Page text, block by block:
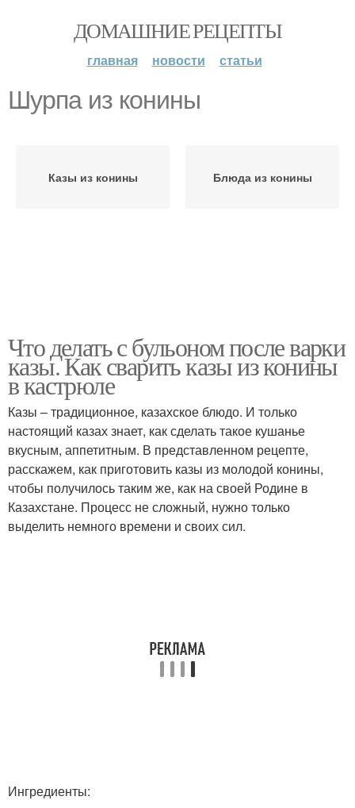
ДОМАШНИЕ РЕЦЕПТЫ
главная новости статьи
Шурпа из конины
Казы из конины Блюда из конины
Что делать с бульоном после варки
казы. Как сварить казы из конины
в кастрюле
Казы – традиционное, казахское блюдо. И только
настоящий казах знает, как сделать такое кушанье
вкусным, аппетитным. В представленном рецепте,
расскажем, как приготовить казы из молодой конины,
чтобы получилось таким же, как на своей Родине в
Казахстане. Процесс не сложный, нужно только
выделить немного времени и своих сил.
Ингредиенты: